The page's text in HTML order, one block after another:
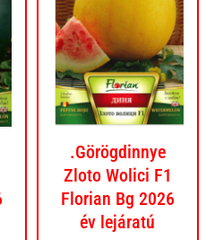
.Görögdinnye
Zloto Wolici F1
Florian Bg 2026
év lejáratú